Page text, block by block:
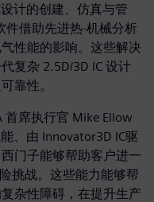
计的创建、仿真与管
件借助先进热-机械分析
性能的影响。这些解决
复杂 2.5D/3D IC 设计
靠性。
首席执行官 Mike Ellow
、由 Innovator3D IC驱
门子能够帮助客户进一
挑战。这些能力能够帮
杂性障碍，在提升生产